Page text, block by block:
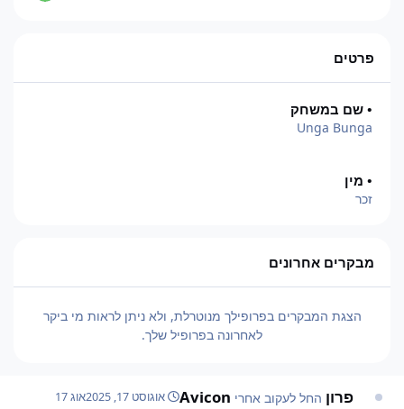
פרטים
• שם במשחק
Unga Bunga
• מין
זכר
מבקרים אחרונים
הצגת המבקרים בפרופילך מנוטרלת, ולא ניתן לראות מי ביקר
לאחרונה בפרופיל שלך.
פרון החל לעקוב אחרי Avicon אוגוסט 17, 2025 אוג 17